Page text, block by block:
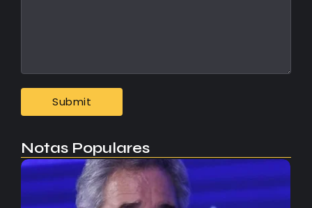
Notas Populares